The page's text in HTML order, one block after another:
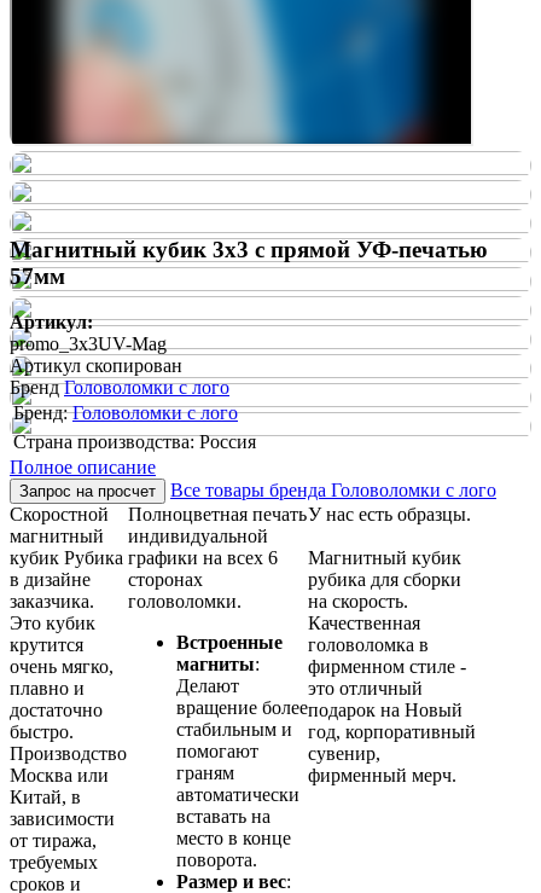
Магнитный кубик 3х3 с прямой УФ-печатью
57мм
Артикул:
promo_3x3UV-Mag
Артикул скопирован
БрендГоловоломки с лого
Бренд:Головоломки с лого
Страна производства: Россия
Полное описание
Запрос на просчет
Все товары бренда Головоломки с лого
Скоростной
магнитный
кубик Рубика
в дизайне
заказчика.
Это кубик
крутится
очень мягко,
плавно и
достаточно
быстро.
Производство
Москва или
Китай, в
зависимости
от тиража,
требуемых
сроков и
Полноцветная печать
индивидуальной
графики на всех 6
сторонах
головоломки.
Встроенные
магниты:
Делают
вращение более
стабильным и
помогают
граням
автоматически
вставать на
место в конце
поворота.
Размер и вес:
У нас есть образцы.
Магнитный кубик
рубика для сборки
на скорость.
Качественная
головоломка в
фирменном стиле -
это отличный
подарок на Новый
год, корпоративный
сувенир,
фирменный мерч.